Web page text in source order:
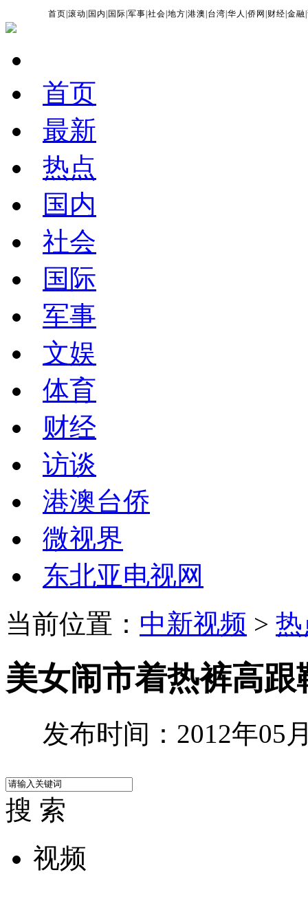
首页 |滚动 国内 国际 |军事 |社会 |地方 |港澳 台湾 |华人 |侨网 财经 |金融 |
首页
最新
热点
国内
社会
国际
军事
文娱
体育
财经
访谈
港澳台侨
微视界
东北亚电视网
当前位置： 中新视频 >
美女闹市着热裤高
发布时间：2012年05
搜 索
视频